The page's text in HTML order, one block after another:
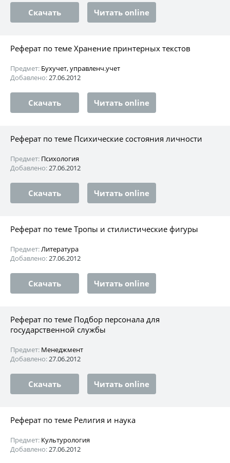
Скачать Читать online
Реферат по теме Хранение принтерных текстов
Предмет: Бухучет, управленч.учет
Добавлено:27.06.2012
Скачать Читать online
Реферат по теме Психические состояния личности
Предмет: Психология
Добавлено:27.06.2012
Скачать Читать online
Реферат по теме Тропы и стилистические фигуры
Предмет:Литература
Добавлено:27.06.2012
Скачать Читать online
Реферат по теме Подбор персонала для
государственной службы
Предмет: Менеджмент
Добавлено:27.06.2012
Скачать Читать online
Реферат по теме Религия и наука
Предмет: Культурология
Добавлено:27.06.2012